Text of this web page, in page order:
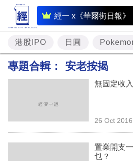
經一 x《華爾街日報》
即
時
財
經
資
樓
港股IPO 日圓
專題合輯： 安老按揭
無固定收
26 Oct 2016
置業開支
乜？